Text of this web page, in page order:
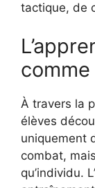
tactique, de
À travers la
élèves
uniquement
combat,
qu’individu.